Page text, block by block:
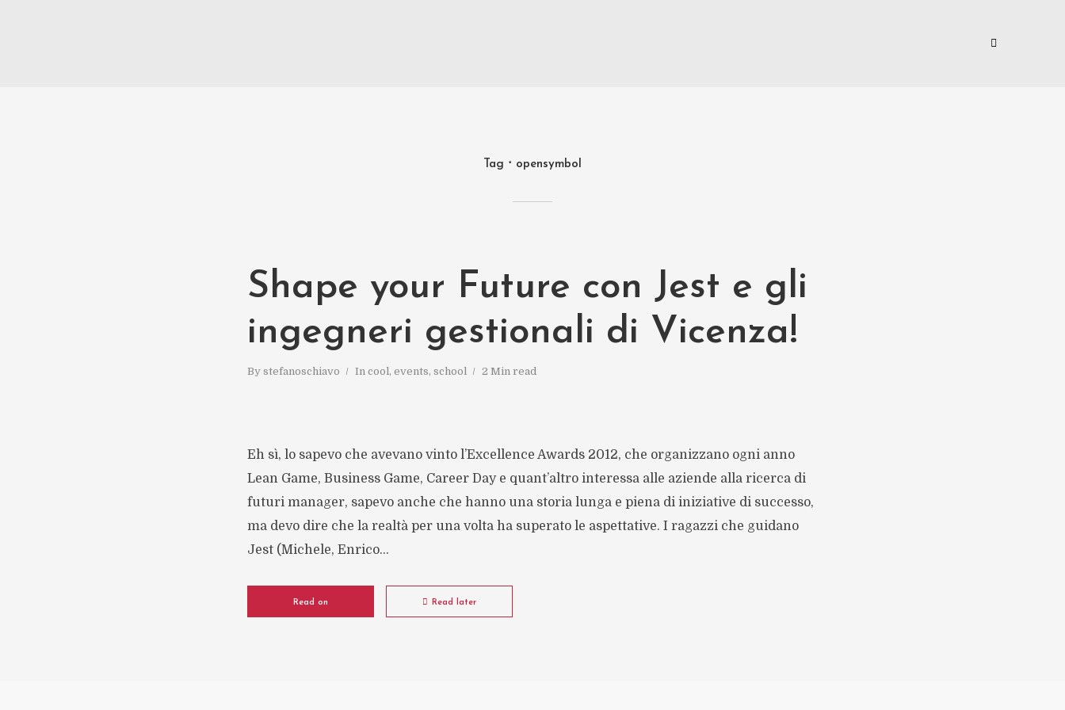
Tag opensymbol
Shape your Future con Jest e gli
ingegneri gestionali di Vicenza!
By stefanoschiavo In cool, events, school 2 Min read
Eh sì, lo sapevo che avevano vinto l’Excellence Awards 2012, che organizzano ogni anno
Lean Game, Business Game, Career Day e quant’altro interessa alle aziende alla ricerca di
futuri manager, sapevo anche che hanno una storia lunga e piena di iniziative di successo,
ma devo dire che la realtà per una volta ha superato le aspettative. I ragazzi che guidano
Jest (Michele, Enrico...
Read on Read later